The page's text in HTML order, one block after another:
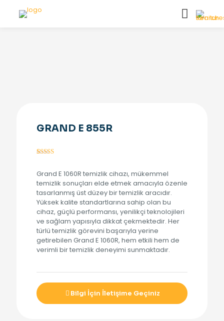
GRAND E 855R
dayanarak 5
üzerinden
5.00puan
aldı
Grand E 1060R temizlik cihazı, mükemmel
temizlik sonuçları elde etmek amacıyla özenle
tasarlanmış üst düzey bir temizlik aracıdır.
Yüksek kalite standartlarına sahip olan bu
cihaz, güçlü performansı, yenilikçi teknolojileri
ve sağlam yapısıyla dikkat çekmektedir. Her
türlü temizlik görevini başarıyla yerine
getirebilen Grand E 1060R, hem etkili hem de
verimli bir temizlik deneyimi sunmaktadır.
Bilgi İçin İletişime Geçiniz